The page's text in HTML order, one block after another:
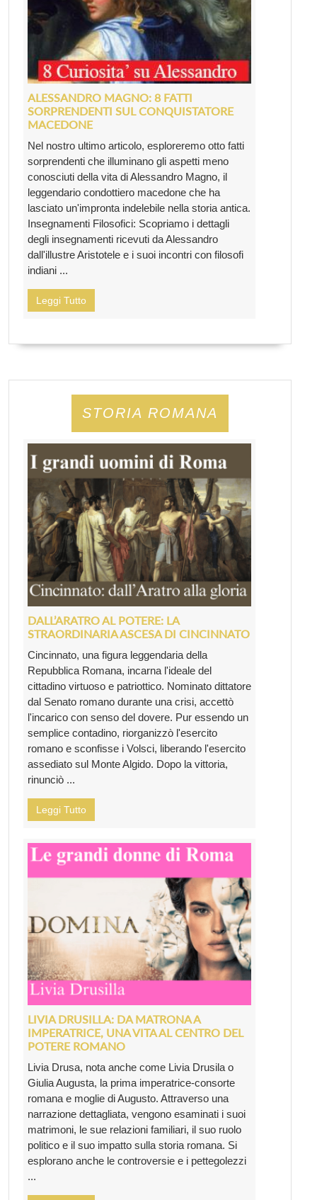
ALESSANDRO MAGNO: 8 FATTI
SORPRENDENTI SUL CONQUISTATORE
MACEDONE
Nel nostro ultimo articolo, esploreremo otto fatti
sorprendenti che illuminano gli aspetti meno
conosciuti della vita di Alessandro Magno, il
leggendario condottiero macedone che ha
lasciato un'impronta indelebile nella storia antica.
Insegnamenti Filosofici: Scopriamo i dettagli
degli insegnamenti ricevuti da Alessandro
dall'illustre Aristotele e i suoi incontri con filosofi
indiani ...
Leggi Tutto
STORIA ROMANA
DALL’ARATRO AL POTERE: LA
STRAORDINARIA ASCESA DI CINCINNATO
Cincinnato, una figura leggendaria della
Repubblica Romana, incarna l'ideale del
cittadino virtuoso e patriottico. Nominato dittatore
dal Senato romano durante una crisi, accettò
l'incarico con senso del dovere. Pur essendo un
semplice contadino, riorganizzò l'esercito
romano e sconfisse i Volsci, liberando l'esercito
assediato sul Monte Algido. Dopo la vittoria,
rinunciò ...
Leggi Tutto
LIVIA DRUSILLA: DA MATRONA A
IMPERATRICE, UNA VITA AL CENTRO DEL
POTERE ROMANO
Livia Drusa, nota anche come Livia Drusila o
Giulia Augusta, la prima imperatrice-consorte
romana e moglie di Augusto. Attraverso una
narrazione dettagliata, vengono esaminati i suoi
matrimoni, le sue relazioni familiari, il suo ruolo
politico e il suo impatto sulla storia romana. Si
esplorano anche le controversie e i pettegolezzi
...